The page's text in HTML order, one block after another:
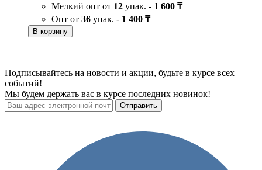
Мелкий опт от 12 упак. - 1 600 ₸
Опт от 36 упак. - 1 400 ₸
В корзину
Подписывайтесь на новости и акции, будьте в курсе всех
событий!
Мы будем держать вас в курсе последних новинок!